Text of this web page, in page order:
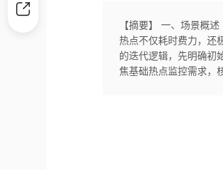
【摘要】 一、场景概
热点不仅耗时费力，还
的迭代逻辑，先明确
焦基础热点监控需求，